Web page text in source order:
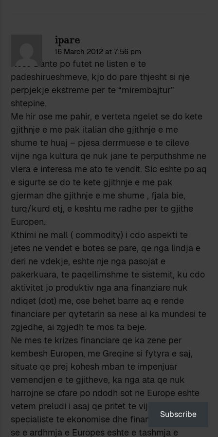
ipare
16 March 2012 at 7:56 pm
Nese Dante po futet ne listen e te
padeshirueshmeve, kjo do pare thjesht si nje
perpjekje ekstreme per te “mirembajtur”
shtepine.
Me hir ose me pahir, e verteta ngelet se do kete
gjithnje e me pak italian dhe gjithnje e me
shume te huaj – pjesa derrmuese e te cileve
vijne nga kultura qe nuk jane te perputhshme ne
vlera e interesa me ato te vendit. Sic eshte po aq
e sigurte se do te kete gjithnje e me pak
gjerman dhe gjithnje e me shume , fjala bie,
turq/kurd etj, e keshtu me radhe per te gjithe
Europen.
Kthimi ne mall ( commodity) i cdo aspekti te
jetes ne vendet e botes se pare, qe nga lindja e
deri ne vdekje, eshte nje nga pasojat e
pakerkuara, te paqellimshme te sistemit, ku cdo
aktivitet jo produktiv nga ana finanziare nuk
ndiqet (dot) me, ose behet barre aq e rende
financiare per qytetarin sa nese ai ka mundesi te
zgjedhe, ai zgjedh te mos ta beje.
Ne mes te krizes financiare qe ka zene per
kembesh Europen, me Greqine si fytyra e saj,
situate qe prej kohesh mban te impenjuar
vemendjen e te gjitheve, ka nga ata qe nuk
harrojne se cfare po ndodh sot ne Europe eshte
vetem preludi i asaj qe pritet te vije. Shume
specialiste te ekonomise dhe finances mendojne
se e ardhmja e Europes eshte e tashmja e
Subscribe